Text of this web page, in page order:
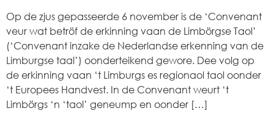
Op de zjus gepasseerde 6 november is de ‘Convenant
veur wat betröf de erkinning vaan de Limbörgse Taol’
(‘Convenant inzake de Nederlandse erkenning van de
Limburgse taal’) oonderteikend gewore. Dee volg op
de erkinning vaan ‘t Limburgs es regionaol taol oonder
‘t Europees Handvest. In de Convenant weurt ‘t
Limbörgs ‘n ‘taol’ geneump en oonder […]